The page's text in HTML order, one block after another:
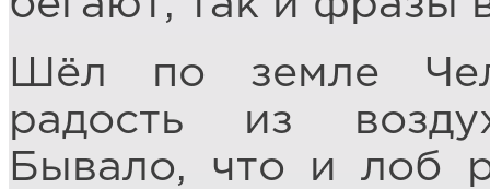
Шёл по земле
радость из
Бывало, что и лоб